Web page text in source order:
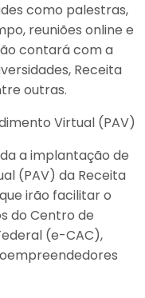
como palestras,
reuniões online e
contará com a
Receita
outras.
Virtual (PAV)
a implantação de
(PAV) da Receita
irão facilitar o
do Centro de
(e-CAC),